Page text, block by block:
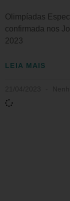
Olimpíadas
confirmada nos
2023
LEIA MAIS